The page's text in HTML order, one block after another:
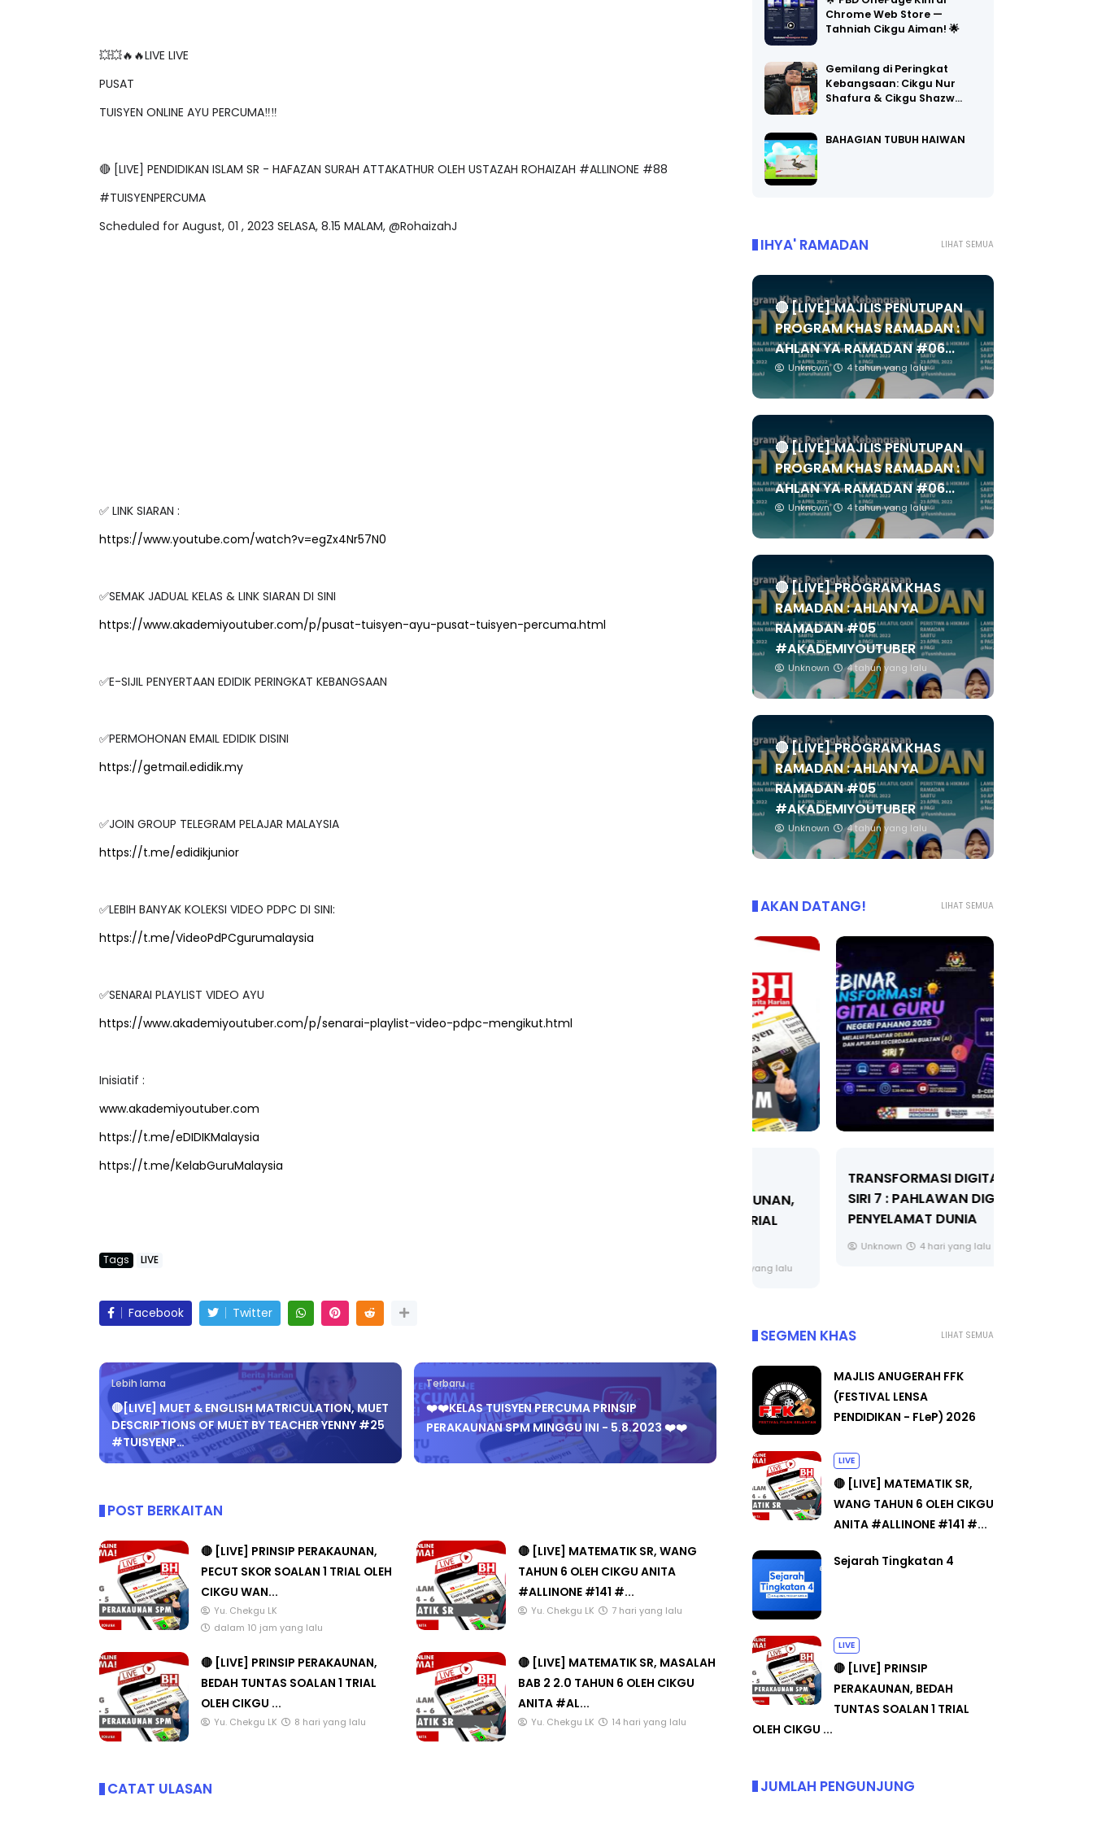
💥💥🔥🔥LIVE LIVE
PUSAT
TUISYEN ONLINE AYU PERCUMA‼️‼️
🔴 [LIVE] PENDIDIKAN ISLAM SR - HAFAZAN SURAH ATTAKATHUR OLEH USTAZAH ROHAIZAH #ALLINONE #88
#TUISYENPERCUMA
Scheduled for August, 01 , 2023 SELASA, 8.15 MALAM, @RohaizahJ
✅ LINK SIARAN :
https://www.youtube.com/watch?v=egZx4Nr57N0
✅SEMAK JADUAL KELAS & LINK SIARAN DI SINI
https://www.akademiyoutuber.com/p/pusat-tuisyen-ayu-pusat-tuisyen-percuma.html
✅E-SIJIL PENYERTAAN EDIDIK PERINGKAT KEBANGSAAN
✅PERMOHONAN EMAIL EDIDIK DISINI
https://getmail.edidik.my
✅JOIN GROUP TELEGRAM PELAJAR MALAYSIA
https://t.me/edidikjunior
✅LEBIH BANYAK KOLEKSI VIDEO PDPC DI SINI:
https://t.me/VideoPdPCgurumalaysia
✅SENARAI PLAYLIST VIDEO AYU
https://www.akademiyoutuber.com/p/senarai-playlist-video-pdpc-mengikut.html
Inisiatif :
www.akademiyoutuber.com
https://t.me/eDIDIKMalaysia
https://t.me/KelabGuruMalaysia
Tags LIVE
Facebook Twitter
Lebih lama
🔴[LIVE] MUET & ENGLISH MATRICULATION, MUET
DESCRIPTIONS OF MUET BY TEACHER YENNY #25
#TUISYENP…
Terbaru
❤️❤️KELAS TUISYEN PERCUMA PRINSIP
PERAKAUNAN SPM MINGGU INI - 5.8.2023 ❤️❤️
POST BERKAITAN
🔴 [LIVE] PRINSIP PERAKAUNAN,
PECUT SKOR SOALAN 1 TRIAL OLEH
CIKGU WAN...
Yu. Chekgu LK
dalam 10 jam yang lalu
🔴 [LIVE] MATEMATIK SR, WANG
TAHUN 6 OLEH CIKGU ANITA
#ALLINONE #141 #...
Yu. Chekgu LK 7 hari yang lalu
🔴 [LIVE] PRINSIP PERAKAUNAN,
BEDAH TUNTAS SOALAN 1 TRIAL
OLEH CIKGU ...
Yu. Chekgu LK 8 hari yang lalu
🔴 [LIVE] MATEMATIK SR, MASALAH
BAB 2 2.0 TAHUN 6 OLEH CIKGU
ANITA #AL...
Yu. Chekgu LK 14 hari yang lalu
CATAT ULASAN
Chrome Web Store —
Tahniah Cikgu Aiman! 🌟
Gemilang di Peringkat
Kebangsaan: Cikgu Nur
Shafura & Cikgu Shazw…
BAHAGIAN TUBUH HAIWAN
LIHAT SEMUA
IHYA' RAMADAN
🔴 [LIVE] MAJLIS PENUTUPAN
PROGRAM KHAS RAMADAN :
AHLAN YA RAMADAN #06...
Unknown 4 tahun yang lalu
🔴 [LIVE] MAJLIS PENUTUPAN
PROGRAM KHAS RAMADAN :
AHLAN YA RAMADAN #06...
Unknown 4 tahun yang lalu
🔴 [LIVE] PROGRAM KHAS
RAMADAN : AHLAN YA
RAMADAN #05
#AKADEMIYOUTUBER
Unknown 4 tahun yang lalu
🔴 [LIVE] PROGRAM KHAS
RAMADAN : AHLAN YA
RAMADAN #05
#AKADEMIYOUTUBER
Unknown 4 tahun yang lalu
LIHAT SEMUA
AKAN DATANG!
7 hari yang lalu
Sejarah Tingkatan 4
TRANSFORMASI DIGITAL GURU
SIRI 7 : PAHLAWAN DIGITAL
PENYELAMAT DUNIA
4 hari yang lalu
LIHAT SEMUA
SEGMEN KHAS
MAJLIS ANUGERAH FFK
(FESTIVAL LENSA
PENDIDIKAN - FLeP) 2026
LIVE
🔴 [LIVE] MATEMATIK SR,
WANG TAHUN 6 OLEH CIKGU
ANITA #ALLINONE #141 #...
Sejarah Tingkatan 4
LIVE
🔴 [LIVE] PRINSIP
PERAKAUNAN, BEDAH
TUNTAS SOALAN 1 TRIAL
OLEH CIKGU ...
JUMLAH PENGUNJUNG